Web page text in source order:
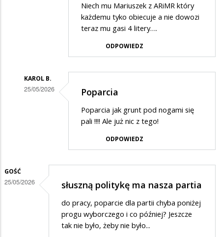
odpowiedzi
Na
Niech mu Mariuszek z ARiMR który
każdemu tyko obiecuje a nie dowozi
teraz mu gasi 4 litery….
ODPOWIEDZ
KAROL B.
25/05/2026 Poparcia
Poparcia jak grunt pod nogami się
pali !!!! Ale już nic z tego!
ODPOWIEDZ
GOŚĆ
25/05/2026 słuszną politykę ma nasza partia
do pracy, poparcie dla partii chyba poniżej
progu wyborczego i co później? Jeszcze
tak nie było, żeby nie było...